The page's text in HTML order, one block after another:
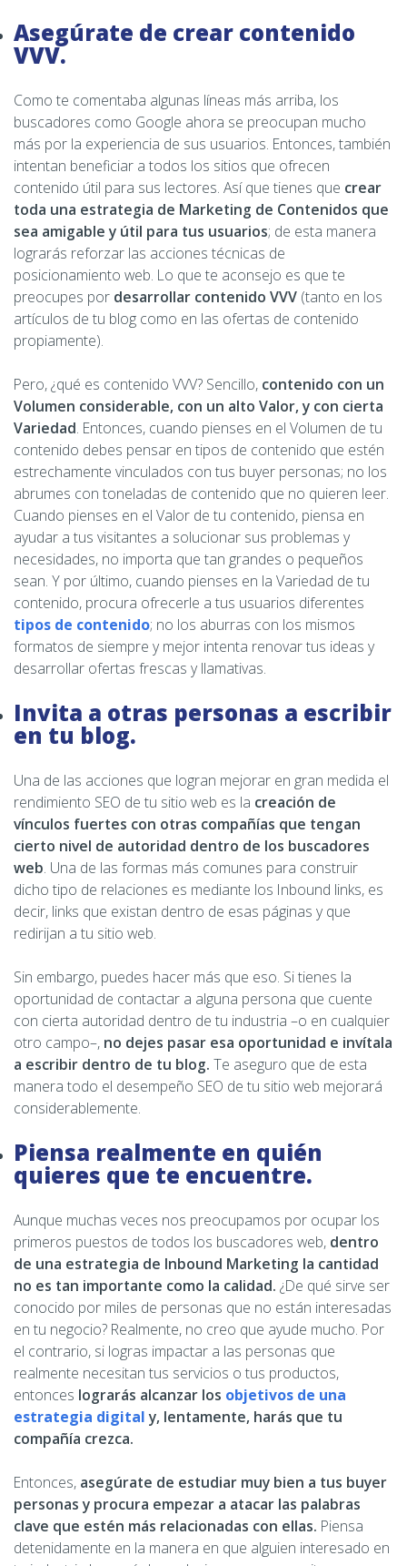
Asegúrate de crear contenido
VVV.
Como te comentaba algunas líneas más arriba, los
buscadores como Google ahora se preocupan mucho
más por la experiencia de sus usuarios. Entonces, también
intentan beneficiar a todos los sitios que ofrecen
contenido útil para sus lectores. Así que tienes que crear
toda una estrategia de Marketing de Contenidos que
sea amigable y útil para tus usuarios; de esta manera
lograrás reforzar las acciones técnicas de
posicionamiento web. Lo que te aconsejo es que te
preocupes por desarrollar contenido VVV (tanto en los
artículos de tu blog como en las ofertas de contenido
propiamente).
Pero, ¿qué es contenido VVV? Sencillo, contenido con un
Volumen considerable, con un alto Valor, y con cierta
Variedad. Entonces, cuando pienses en el Volumen de tu
contenido debes pensar en tipos de contenido que estén
estrechamente vinculados con tus buyer personas; no los
abrumes con toneladas de contenido que no quieren leer.
Cuando pienses en el Valor de tu contenido, piensa en
ayudar a tus visitantes a solucionar sus problemas y
necesidades, no importa que tan grandes o pequeños
sean. Y por último, cuando pienses en la Variedad de tu
contenido, procura ofrecerle a tus usuarios diferentes
tipos de contenido; no los aburras con los mismos
formatos de siempre y mejor intenta renovar tus ideas y
desarrollar ofertas frescas y llamativas.
Invita a otras personas a escribir
en tu blog.
Una de las acciones que logran mejorar en gran medida el
rendimiento SEO de tu sitio web es la creación de
vínculos fuertes con otras compañías que tengan
cierto nivel de autoridad dentro de los buscadores
web. Una de las formas más comunes para construir
dicho tipo de relaciones es mediante los Inbound links, es
decir, links que existan dentro de esas páginas y que
redirijan a tu sitio web.
Sin embargo, puedes hacer más que eso. Si tienes la
oportunidad de contactar a alguna persona que cuente
con cierta autoridad dentro de tu industria –o en cualquier
otro campo–, no dejes pasar esa oportunidad e invítala
a escribir dentro de tu blog. Te aseguro que de esta
manera todo el desempeño SEO de tu sitio web mejorará
considerablemente.
Piensa realmente en quién
quieres que te encuentre.
Aunque muchas veces nos preocupamos por ocupar los
primeros puestos de todos los buscadores web, dentro
de una estrategia de Inbound Marketing la cantidad
no es tan importante como la calidad. ¿De qué sirve ser
conocido por miles de personas que no están interesadas
en tu negocio? Realmente, no creo que ayude mucho. Por
el contrario, si logras impactar a las personas que
realmente necesitan tus servicios o tus productos,
entonces lograrás alcanzar los objetivos de una
estrategia digitaly, lentamente, harás que tu
compañía crezca.
Entonces, asegúrate de estudiar muy bien a tus buyer
personas y procura empezar a atacar las palabras
clave que estén más relacionadas con ellas. Piensa
detenidamente en la manera en que alguien interesado en